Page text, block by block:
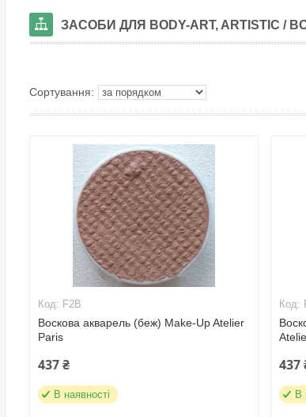
ЗАСОБИ ДЛЯ BODY-ART, ARTISTIC /
F2B
Воскова акварель (беж) Make-Up Atelier
Paris
437 ₴
В наявності
437
В